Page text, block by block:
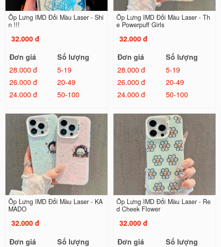
Ốp Lưng IMD Đổi Màu Laser - Shi
n !!!
32.000 đ
Đơn giá
Số lượng
28.000 đ
5-19
26.000 đ
20-49
24.000 đ
50-100
Ốp Lưng IMD Đổi Màu Laser - Th
e Powerpuff Girls
32.000 đ
Đơn giá
Số lượng
28.000 đ
5-19
26.000 đ
20-49
24.000 đ
50-100
Ốp Lưng IMD Đổi Màu Laser - KA
MADO
32.000 đ
Đơn giá
Số lượng
Ốp Lưng IMD Đổi Màu Laser - Re
d Cheek Flower
32.000 đ
Đơn giá
Số lượng